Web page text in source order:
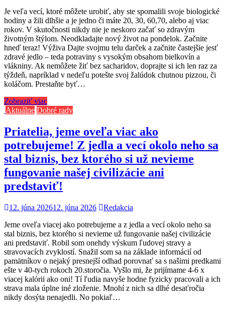
Je veľa vecí, ktoré môžete urobiť, aby ste spomalili svoje biologické
hodiny a žili dlhšie a je jedno či máte 20, 30, 60,70, alebo aj viac
rokov. V skutočnosti nikdy nie je neskoro začať so zdravým
životným štýlom. Neodkladajte nový život na pondelok. Začnite
hneď teraz! Výživa Dajte svojmu telu darček a začnite častejšie jesť
zdravé jedlo – teda potraviny s vysokým obsahom bielkovín a
vlákniny. Ak nemôžete žiť bez sacharidov, doprajte si ich len raz za
týždeň, napríklad v nedeľu potešte svoj žalúdok chutnou pizzou, či
koláčom. Prestaňte byť…
Zobraziť viac
Aktuálne Dobré rady
Priatelia, jeme oveľa viac ako
potrebujeme! Z jedla a vecí okolo neho sa
stal biznis, bez ktorého si už nevieme
fungovanie našej civilizácie ani
predstaviť!
12. júna 202612. júna 2026
Redakcia
Jeme oveľa viacej ako potrebujeme a z jedla a vecí okolo neho sa
stal biznis, bez ktorého si nevieme už fungovanie našej civilizácie
ani predstaviť. Robil som onehdy výskum ľudovej stravy a
stravovacích zvyklostí. Snažil som sa na základe informácií od
pamätníkov o nejaký presnejší odhad porovnať sa s našimi predkami
ešte v 40-tych rokoch 20.storočia. Vyšlo mi, že prijímame 4-6 x
viacej kalórii ako oni! Tí ľudia navyše hodne fyzicky pracovali a ich
strava mala úplne iné zloženie. Mnohí z nich sa dlhé desaťročia
nikdy dosýta nenajedli. No pokiaľ…